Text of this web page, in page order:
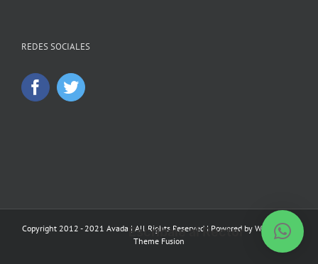
REDES SOCIALES
Copyright 2012 - 2021 Avada | All Rights Reserved | Powered by WordPress
Theme Fusion
Escríbale al Rector